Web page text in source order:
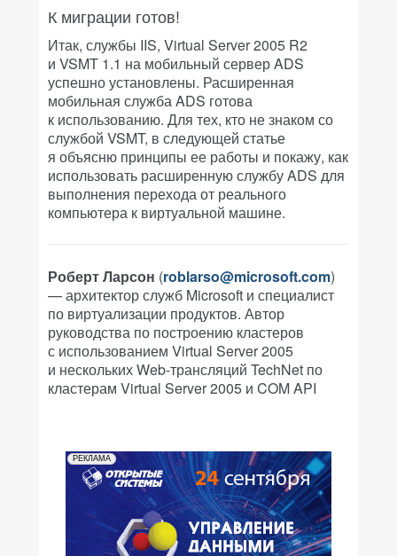
К миграции готов!
Итак, службы IIS, Virtual Server 2005 R2
и VSMT 1.1 на мобильный сервер ADS
успешно установлены. Расширенная
мобильная служба ADS готова
к использованию. Для тех, кто не знаком со
службой VSMT, в следующей статье
я объясню принципы ее работы и покажу, как
использовать расширенную службу ADS для
выполнения перехода от реального
компьютера к виртуальной машине.
Роберт Ларсон (roblarso@microsoft.com)
— архитектор служб Microsoft и специалист
по виртуализации продуктов. Автор
руководства по построению кластеров
с использованием Virtual Server 2005
и нескольких Web-трансляций TechNet по
кластерам Virtual Server 2005 и COM API
РЕКЛАМА